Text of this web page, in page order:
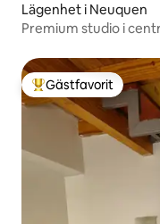
Lägenhet i Neuquen
Premium studio i
Populär gästfavorit
Gästfavorit